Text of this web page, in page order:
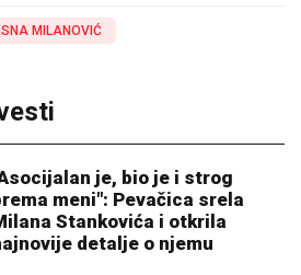
MILANOVIĆ
je, bio je i strog
meni": Pevačica srela
Stankovića i otkrila
detalje o njemu